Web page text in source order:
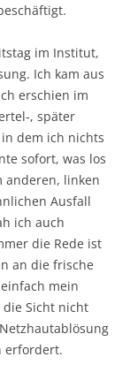
im Institut,
Ich kam aus
erschien im
, später
dem ich nichts
sofort, was los
anderen, linken
Ausfall
ich auch
die Rede ist
an die frische
mein
die Sicht nicht
erfordert.